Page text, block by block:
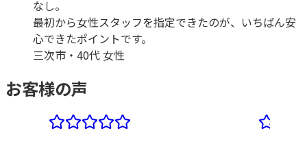
なし。
最初から女性スタッフを指定できたのが、いちばん安
心できたポイントです。
三次市 ・ 40代 女性
お客様の声